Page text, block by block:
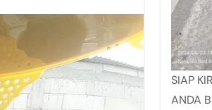
SIAP
ANDA